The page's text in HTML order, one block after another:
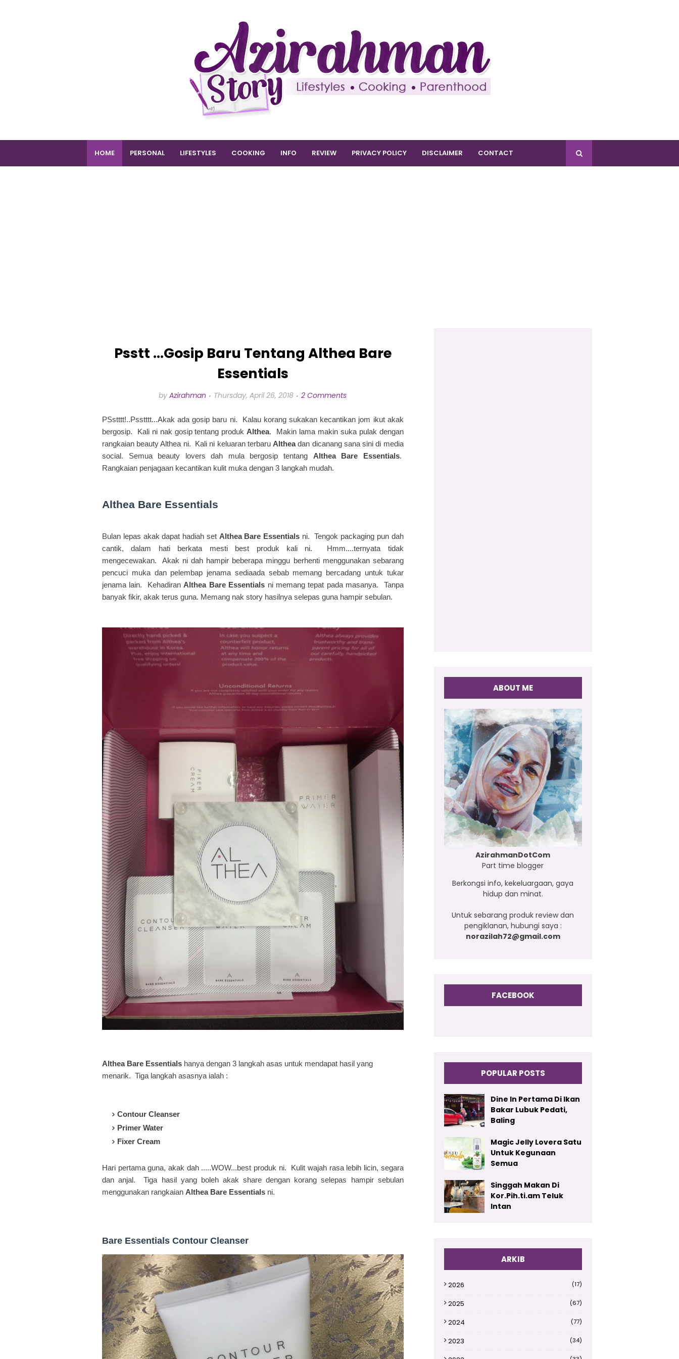
HOME PERSONAL LIFESTYLES COOKING INFO REVIEW PRIVACY POLICY DISCLAIMER CONTACT
Psstt ...Gosip Baru Tentang Althea Bare
Essentials
by Azirahman Thursday, April 26, 2018 2 Comments
PSstttt!..Psstttt...Akak ada gosip baru ni. Kalau korang sukakan kecantikan jom ikut akak
bergosip. Kali ni nak gosip tentang produk Althea. Makin lama makin suka pulak dengan
rangkaian beauty Althea ni. Kali ni keluaran terbaru Altheadan dicanang sana sini di media
social. Semua beauty lovers dah mula bergosip tentang Althea Bare Essentials.
Rangkaian penjagaan kecantikan kulit muka dengan 3 langkah mudah.
Althea Bare Essentials
Bulan lepas akak dapat hadiah set Althea Bare Essentials ni. Tengok packaging pun dah
cantik, dalam hati berkata mesti best produk kali ni. Hmm....ternyata tidak
mengecewakan. Akak ni dah hampir beberapa minggu berhenti menggunakan sebarang
pencuci muka dan pelembap jenama sediaada sebab memang bercadang untuk tukar
jenama lain. Kehadiran Althea Bare Essentials ni memang tepat pada masanya. Tanpa
banyak fikir, akak terus guna. Memang nak story hasilnya selepas guna hampir sebulan.
Althea Bare Essentials hanya dengan 3 langkah asas untuk mendapat hasil yang
menarik. Tiga langkah asasnya ialah :
Contour Cleanser
Primer Water
Fixer Cream
Hari pertama guna, akak dah .....WOW...best produk ni. Kulit wajah rasa lebih licin, segara
dan anjal. Tiga hasil yang boleh akak share dengan korang selepas hampir sebulan
menggunakan rangkaian Althea Bare Essentials ni.
Bare Essentials Contour Cleanser
ABOUT ME
AzirahmanDotCom
Part time blogger
Berkongsi info, kekeluargaan, gaya
hidup dan minat.
Untuk sebarang produk review dan
pengiklanan, hubungi saya :
norazilah72@gmail.com
FACEBOOK
POPULAR POSTS
Dine In Pertama Di Ikan
Bakar Lubuk Pedati,
Baling
Magic Jelly Lovera Satu
Untuk Kegunaan
Semua
Singgah Makan Di
Kor.Pih.ti.am Teluk
Intan
ARKIB
2026 (17)
2025 (67)
2024 (77)
2023 (34)